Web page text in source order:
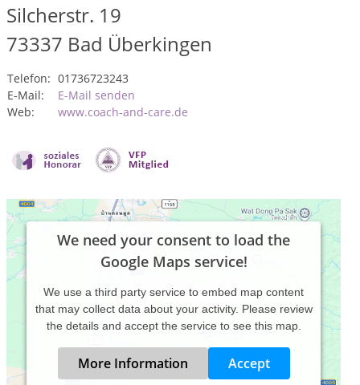
Silcherstr. 19
73337 Bad Überkingen
Telefon: 01736723243
E-Mail:
E-Mail senden
Web:
www.coach-and-care.de
We need your consent to load the
Google Maps service!
We use a third party service to embed map content
that may collect data about your activity. Please review
the details and accept the service to see this map.
More Information Accept